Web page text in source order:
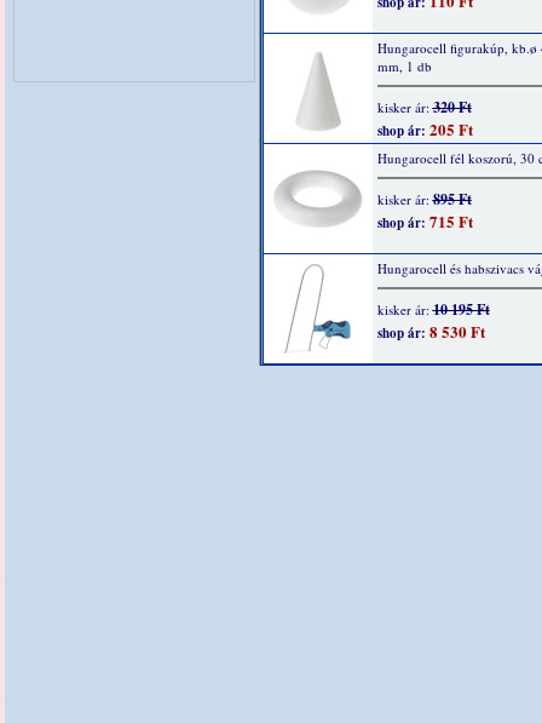
Hungarocell figurakúp, kb.ø
mm, 1 db
kisker ár:320 Ft
shop ár: 205 Ft
Hungarocell fél koszorú, 30
kisker ár:895 Ft
shop ár: 715 Ft
Hungarocell és habszivacs
kisker ár:10 195 Ft
shop ár: 8 530 Ft